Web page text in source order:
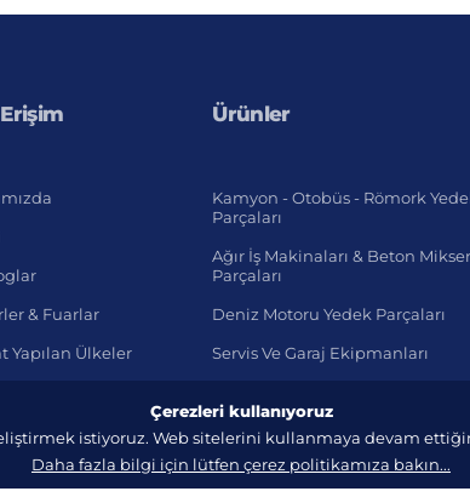
Erişim
& Fuarlar
Yapılan Ülkeler
Ürünler
Kamyon - Otobüs - Römork
Parçaları
Ağır İş Makinaları & Beton
Parçaları
Deniz Motoru Yedek Parçaları
Servis Ve Garaj Ekipmanları
Çerezleri kullanıyoruz
istiyoruz. Web sitelerini kullanmaya devam
Daha fazla bilgi için lütfen çerez politikamıza bakın...